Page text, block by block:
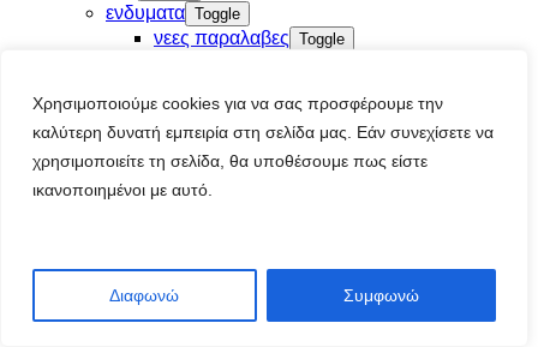
Χρησιμοποιούμε cookies για να σας προσφέρουμε την
καλύτερη δυνατή εμπειρία στη σελίδα μας. Εάν συνεχίσετε να
χρησιμοποιείτε τη σελίδα, θα υποθέσουμε πως είστε
ικανοποιημένοι με αυτό.
Διαφωνώ Συμφωνώ
ενδυματα Toggle
νεες παραλαβες Toggle
ζακετες Toggle
κολαν Toggle
μαγιο Toggle
μπλουζες-tops
μπουφαν αμανικο Toggle
παντελονια φορμας Toggle
σορτς Toggle